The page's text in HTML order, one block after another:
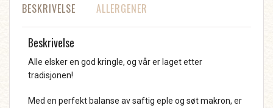
BESKRIVELSE ALLERGENER
Beskrivelse
Alle elsker en god kringle, og vår er laget etter
tradisjonen!
Med en perfekt balanse av saftig eple og søt makron, er